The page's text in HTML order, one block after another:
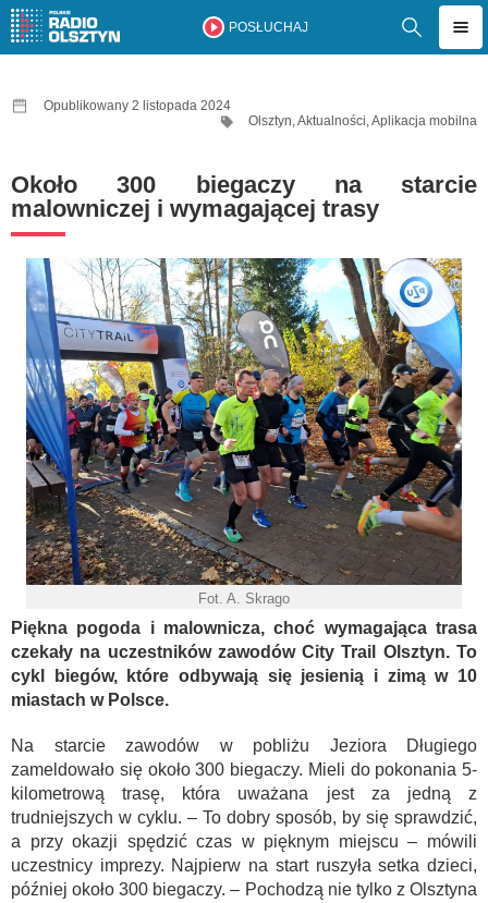
POSŁUCHAJ
Opublikowany 2 listopada 2024
Olsztyn,Aktualności,Aplikacja mobilna
Około 300 biegaczy na starcie
malowniczej i wymagającej trasy
Fot. A. Skrago
Piękna pogoda i malownicza, choć wymagająca trasa
czekały na uczestników zawodów City Trail Olsztyn. To
cykl biegów, które odbywają się jesienią i zimą w 10
miastach w Polsce.
Na starcie zawodów w pobliżu Jeziora Długiego
zameldowało się około 300 biegaczy. Mieli do pokonania 5-
kilometrową trasę, która uważana jest za jedną z
trudniejszych w cyklu. – To dobry sposób, by się sprawdzić,
a przy okazji spędzić czas w pięknym miejscu – mówili
uczestnicy imprezy. Najpierw na start ruszyła setka dzieci,
później około 300 biegaczy. – Pochodzą nie tylko z Olsztyna